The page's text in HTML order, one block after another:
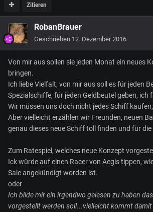
Zitieren
RobanBrauer
Geschrieben 12. Dezember 2016
Von mir aus sollen sie jeden Monat ein neues
bringen.
Ich liebe Vielfalt, von mir aus soll es für jeden
Spezialschiffe, für jeden Geldbeutel geben, ich
Wir müssen uns doch nicht jedes Schiff
Aber vielleicht erzählen wir Freunden, neuen
genau dieses neue Schiff toll finden und für
Zum Ratespiel, welches neue Konzept
Ick würde auf einen Racer von Aegis tippen,
Sale angekündigt worden ist.
oder
Ich bilde mir ein irgendwo gelesen zu haben
vorgestellt werden soll...vielleicht kommt damit